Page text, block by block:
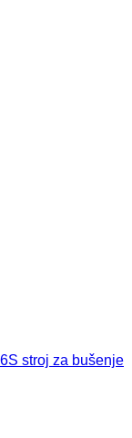
stroj za bušenje